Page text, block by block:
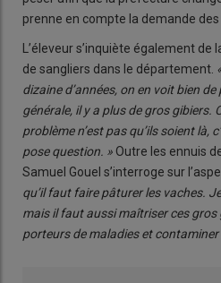
prenne en compte la demande
L’éleveur s’inquiète également
de sangliers dans le département.
dizaine d’années, on en voit bien
générale, il y a plus de gros gibiers.
problème n’est pas qu’ils soient là,
pose question. » Outre les ennuis
Samuel Gouel s’interroge sur
qu’il faut faire pâturer les vaches.
mais il faut aussi maîtriser ces gros
porteurs de maladies et